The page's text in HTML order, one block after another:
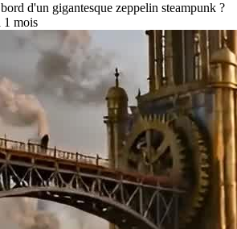
d'un gigantesque zeppelin steampunk ?
1 mois